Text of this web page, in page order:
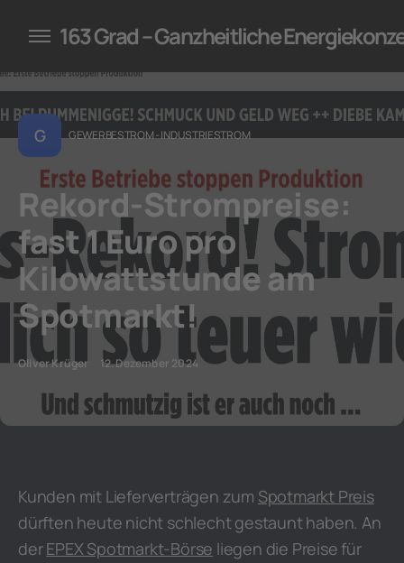
für Unternehmen
163 Grad – Ganzheitliche
G GEWERBESTROM - INDUSTRIESTROM
Rekord-Strompreise:
fast 1 Euro pro
Kilowattstunde am
Spotmarkt!
Oliver Krüger 12. Dezember 2024
Kunden mit Lieferverträgen zum Spotmarkt Preis
dürften heute nicht schlecht gestaunt haben. An
derEPEX Spotmarkt-Börse liegen die Preise für